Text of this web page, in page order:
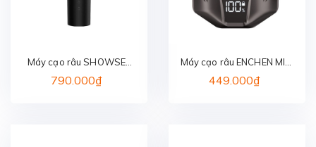
Máy cạo râu SHOWSEE
F601-BK
790.000₫
Máy cạo râu ENCHEN MINI
X
449.000₫